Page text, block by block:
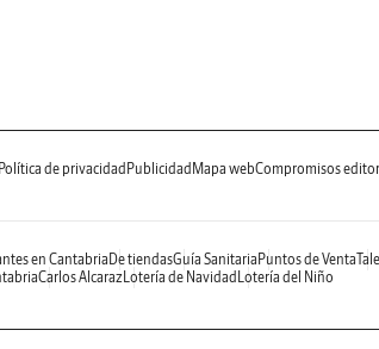
Política de privacidad Publicidad Mapa webCompromisos
en Cantabria De tiendasGuía Sanitaria Puntos de Venta
Carlos AlcarazLotería de Navidad Lotería del Niño